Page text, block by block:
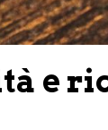
e